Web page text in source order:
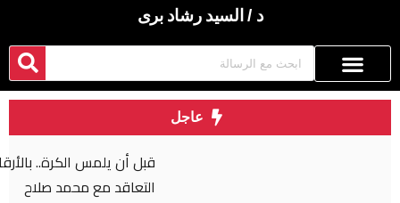
د / السيد رشاد برى
عاجل
قبل أن يلمس الكرة.. بالأرقام طرابزون يحصد ثمار